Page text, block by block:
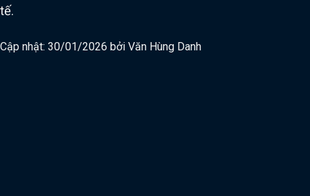
tế.
Cập nhật: 30/01/2026 bởi Văn Hùng Danh